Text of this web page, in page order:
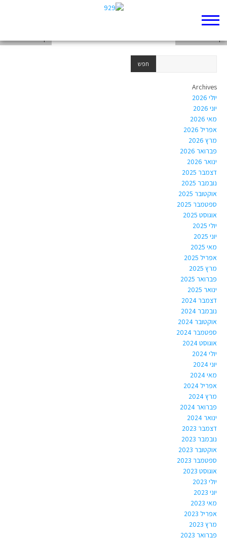
Archives
יולי 2026
יוני 2026
מאי 2026
אפריל 2026
מרץ 2026
פברואר 2026
ינואר 2026
דצמבר 2025
נובמבר 2025
אוקטובר 2025
ספטמבר 2025
אוגוסט 2025
יולי 2025
יוני 2025
מאי 2025
אפריל 2025
מרץ 2025
פברואר 2025
ינואר 2025
דצמבר 2024
נובמבר 2024
אוקטובר 2024
ספטמבר 2024
אוגוסט 2024
יולי 2024
יוני 2024
מאי 2024
אפריל 2024
מרץ 2024
פברואר 2024
ינואר 2024
דצמבר 2023
נובמבר 2023
אוקטובר 2023
ספטמבר 2023
אוגוסט 2023
יולי 2023
יוני 2023
מאי 2023
אפריל 2023
מרץ 2023
פברואר 2023